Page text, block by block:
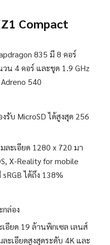
Compact
835 มี 8 คอร์
น 4 คอร์ และชุด 1.9 GHz
540
รับ MicroSD ได้สูงสุด 256
ะเอียด 1280 x 720 มา
X-Reality for mobile
ได้ถึง 138%
ล่อง
อียด 19 ล้านพิกเซล เลนส์
ะเอียดสูงสุดระดับ 4K และ